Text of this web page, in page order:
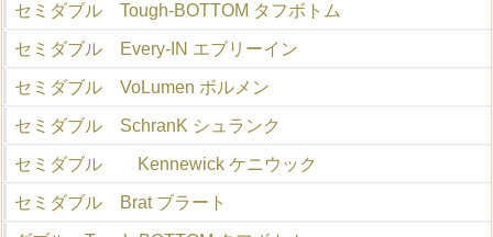
セミダブル Tough-BOTTOM タフボトム
セミダブル Every-IN エブリーイン
セミダブル VoLumen ボルメン
セミダブル SchranK シュランク
セミダブル Kennewick ケニウック
セミダブル Brat ブラート